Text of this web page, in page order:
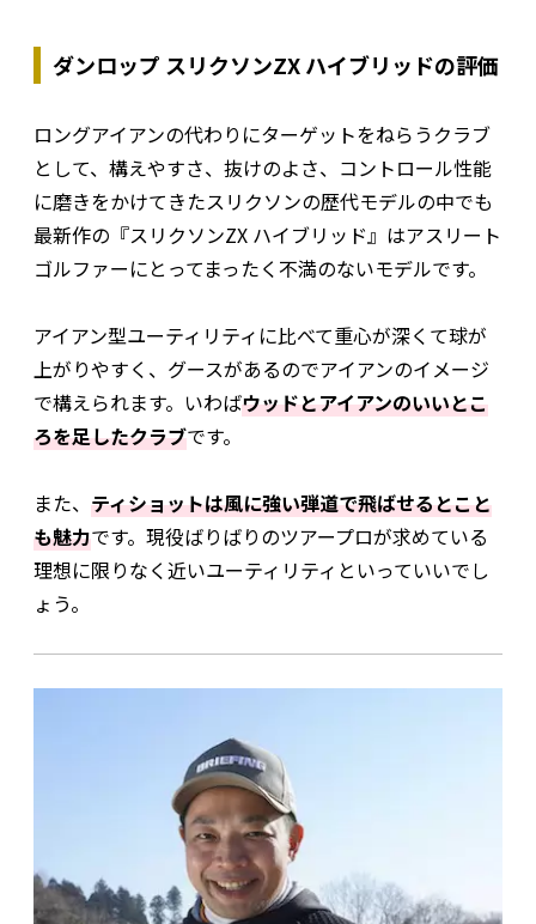
ダンロップ スリクソンZX ハイブリッドの評価
ロングアイアンの代わりにターゲットをねらうクラブ
として、構えやすさ、抜けのよさ、コントロール性能
に磨きをかけてきたスリクソンの歴代モデルの中でも
最新作の『スリクソンZX ハイブリッド』はアスリート
ゴルファーにとってまったく不満のないモデルです。
アイアン型ユーティリティに比べて重心が深くて球が
上がりやすく、グースがあるのでアイアンのイメージ
で構えられます。いわばウッドとアイアンのいいとこ
ろを足したクラブです。
また、 ティショットは風に強い弾道で飛ばせるとこと
も魅力です。現役ばりばりのツアープロが求めている
理想に限りなく近いユーティリティといっていいでし
ょう。